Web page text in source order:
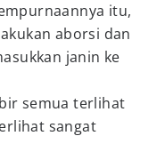
itu,
aborsi dan
janin ke
semua terlihat
sangat